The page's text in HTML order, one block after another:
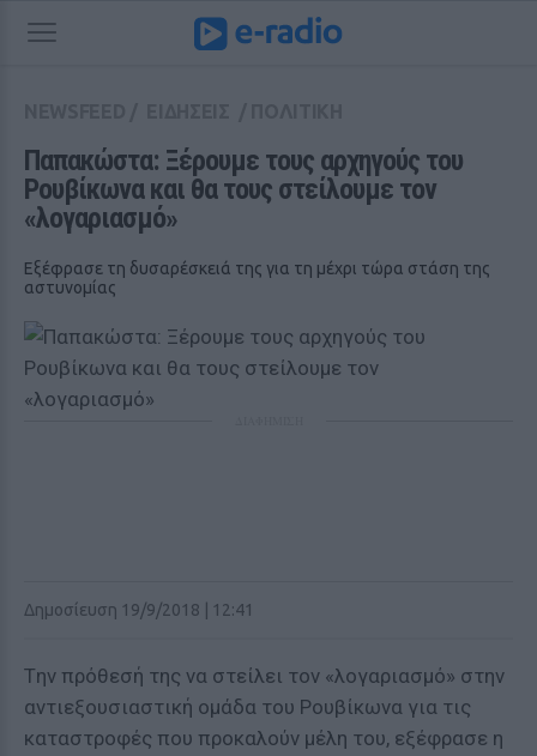
Παπακώστα: Ξέρουμε τους αρχηγούς του
Ρουβίκωνα και θα τους στείλουμε τον
«λογαριασμό»
Εξέφρασε τη δυσαρέσκειά της για τη μέχρι τώρα στάση της
αστυνομίας
Δημοσίευση 19/9/2018 | 12:41
Tην πρόθεσή της να στείλει τον «λογαριασμό» στην
αντιεξουσιαστική ομάδα του Ρουβίκωνα για τις
καταστροφές που προκαλούν μέλη του, εξέφρασε η